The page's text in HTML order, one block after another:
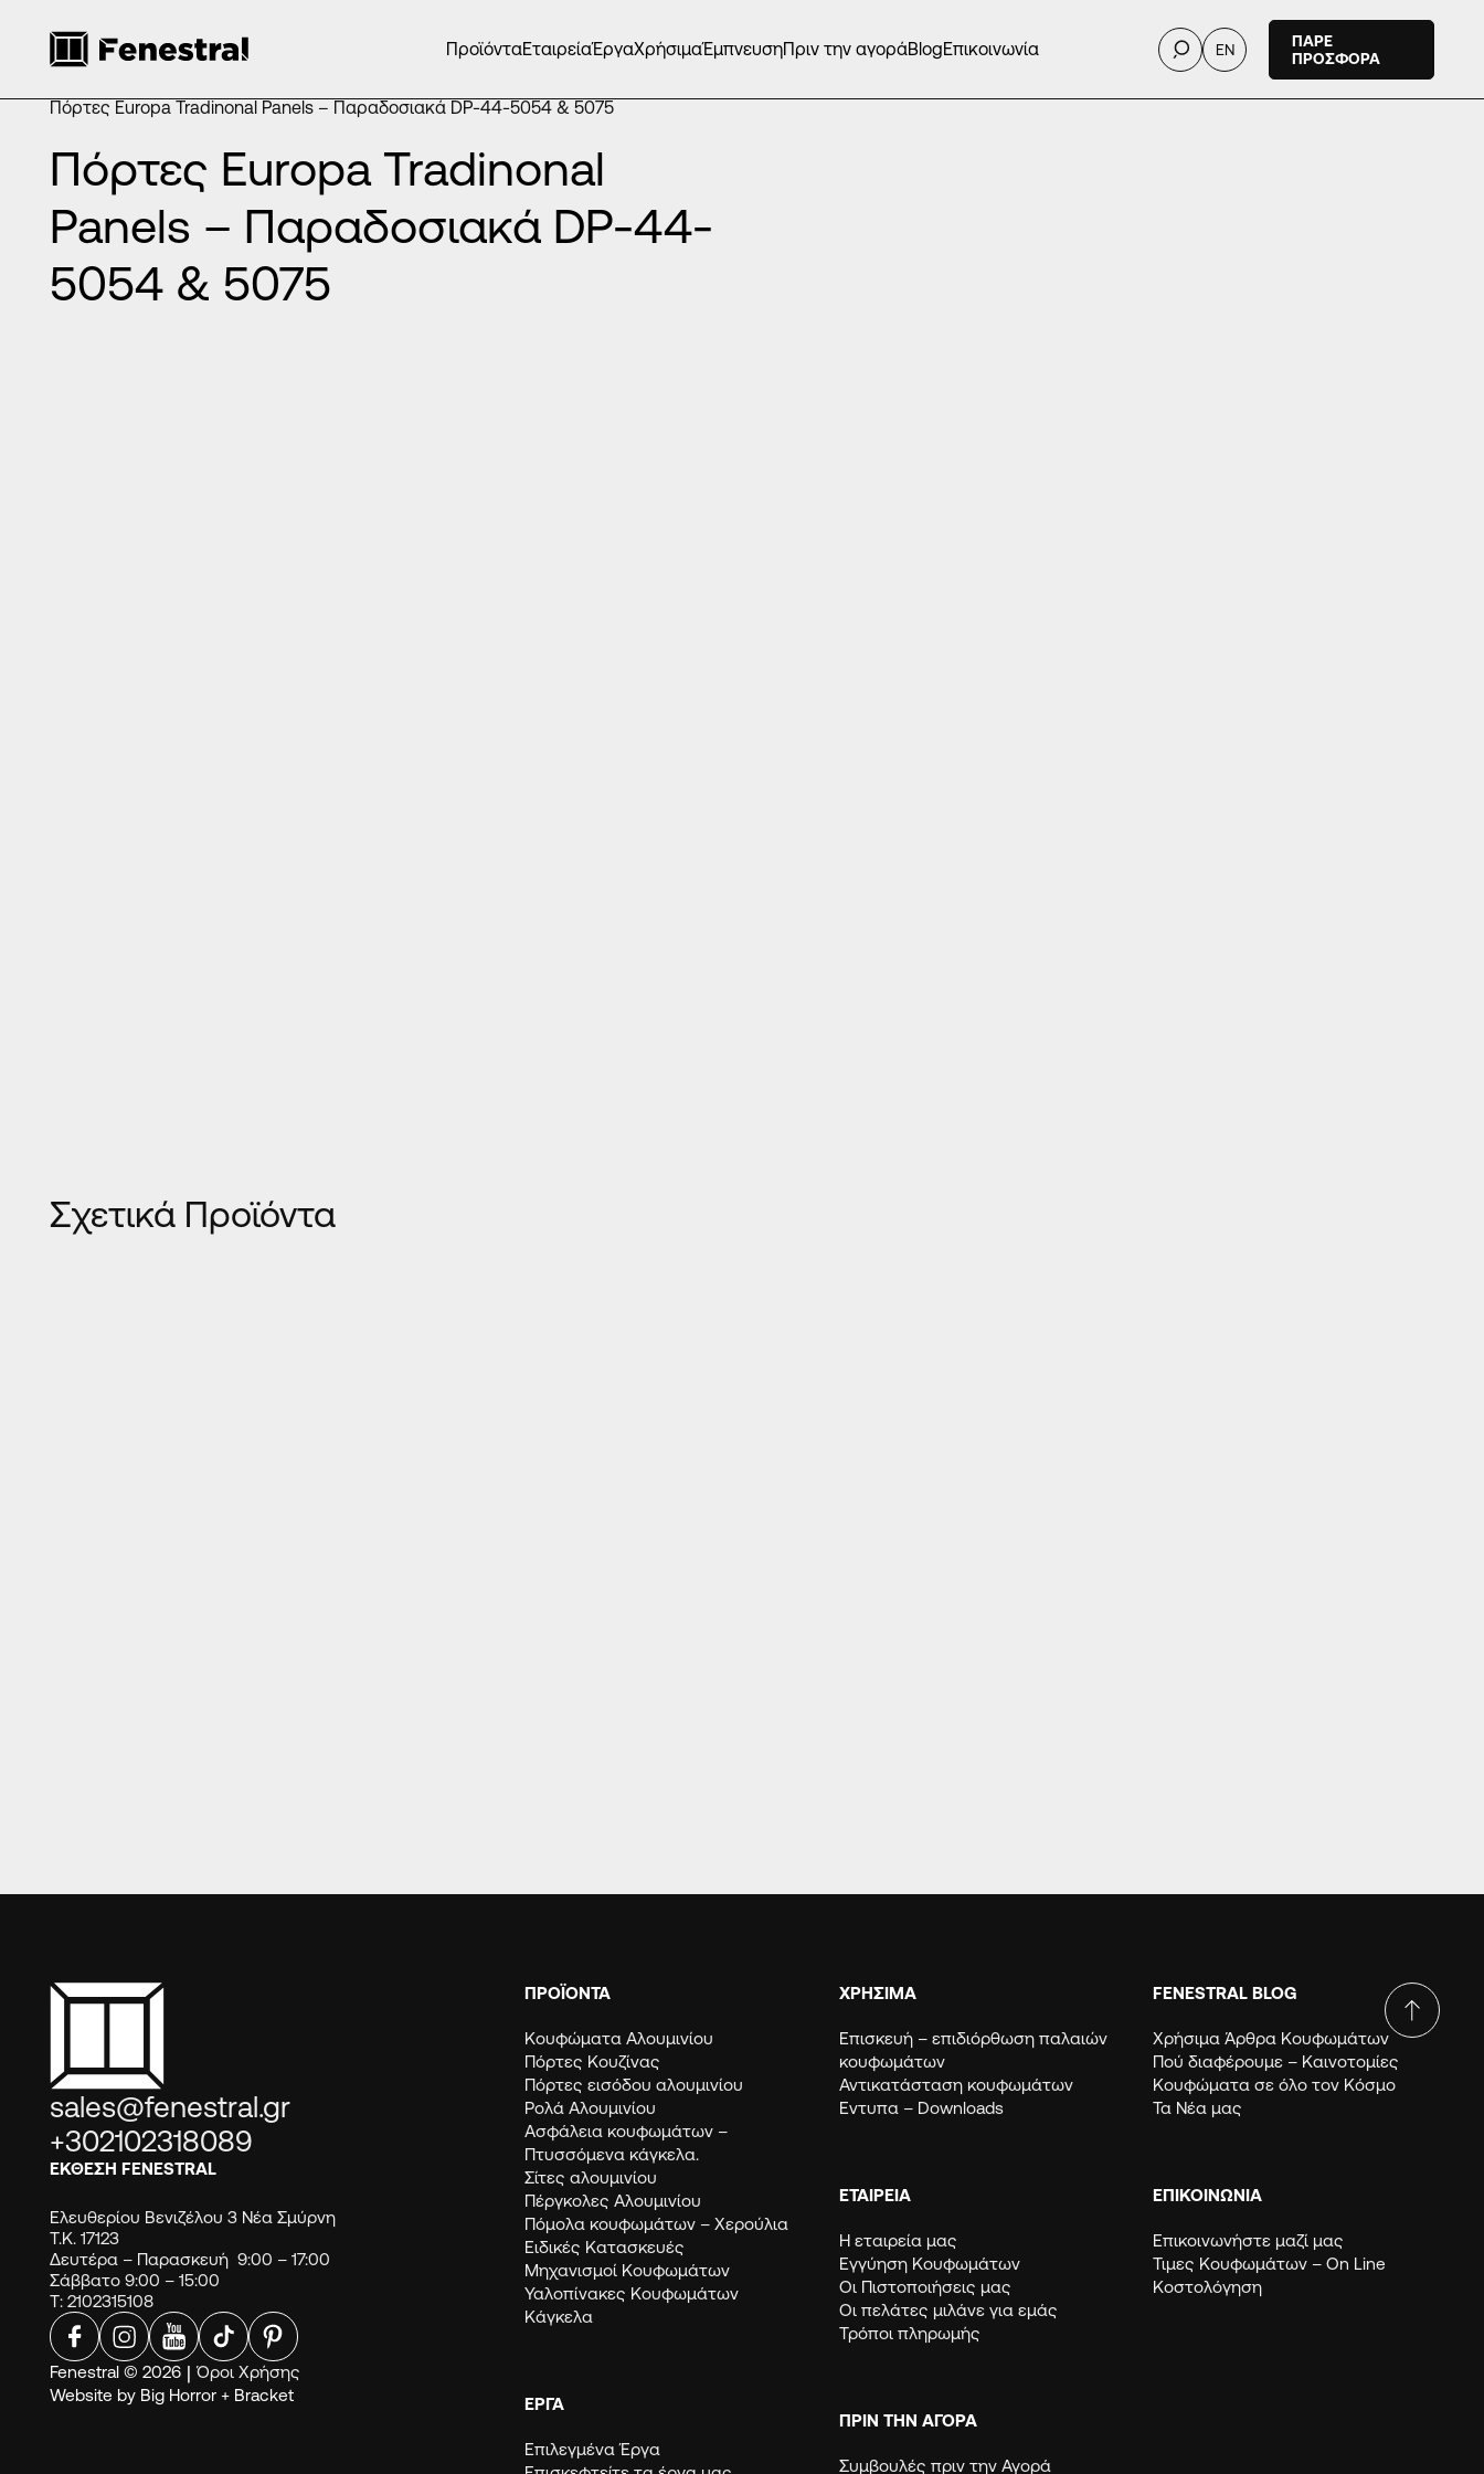
ΠροϊόνταΕταιρείαΈργαΧρήσιμαΈμπνευσηΠριν την αγοράBlogΕπικοινωνία EN
ΠΑΡΕ
ΠΡΟΣΦΟΡΑ
ΑΡΧΙΚΉ ΠΡΟΪΌΝΤΑ/ΠΌΡΤΕΣ ΕΙΣΌΔΟΥ ΑΛΟΥΜΙΝΊΟΥ
Πόρτες Europa Tradinonal Panels – Παραδοσιακά DP-44-5054 & 5075
Πόρτες Europa Tradinonal
Panels – Παραδοσιακά DP-44-
5054 & 5075
Σχετικά Προϊόντα
sales@fenestral.gr
+302102318089
ΕΚΘΕΣΗ FENESTRAL
Ελευθερίου Βενιζέλου 3 Νέα Σμύρνη
Τ.Κ. 17123
Δευτέρα – Παρασκευή 9:00 – 17:00
Σάββατο 9:00 – 15:00
Τ: 2102315108
Fenestral © 2026 | Όροι Χρήσης
Website by Big Horror + Bracket
ΠΡΟΪΟΝΤΑ
Κουφώματα Αλουμινίου
Πόρτες Κουζίνας
Πόρτες εισόδου αλουμινίου
Ρολά Αλουμινίου
Ασφάλεια κουφωμάτων –
Πτυσσόμενα κάγκελα.
Σίτες αλουμινίου
Πέργκολες Αλουμινίου
Πόμολα κουφωμάτων – Χερούλια
Ειδικές Κατασκευές
Μηχανισμοί Κουφωμάτων
Υαλοπίνακες Κουφωμάτων
Κάγκελα
ΈΡΓΑ
Επιλεγμένα Έργα
ΧΡΗΣΙΜΑ
Eπισκευή – επιδιόρθωση παλαιών
κουφωμάτων
Αντικατάσταση κουφωμάτων
Εντυπα – Downloads
ΕΤΑΙΡΕΙΑ
Η εταιρεία μας
Εγγύηση Κουφωμάτων
Οι Πιστοποιήσεις μας
Οι πελάτες μιλάνε για εμάς
Τρόποι πληρωμής
ΠΡΙΝ ΤΗΝ ΑΓΟΡΑ
Συμβουλές πριν την Αγορά
FENESTRAL BLOG
Χρήσιμα Άρθρα Κουφωμάτων
Πού διαφέρουμε – Καινοτομίες
Κουφώματα σε όλο τον Κόσμο
Τα Νέα μας
ΕΠΙΚΟΙΝΩΝΙΑ
Επικοινωνήστε μαζί μας
Τιμες Κουφωμάτων – Οn Line
Κοστολόγηση